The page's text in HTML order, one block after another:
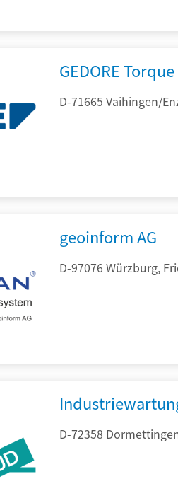
GEDORE
D-71665 Vaihingen/
geoinform AG
D-97076 Würzburg,
D-72358